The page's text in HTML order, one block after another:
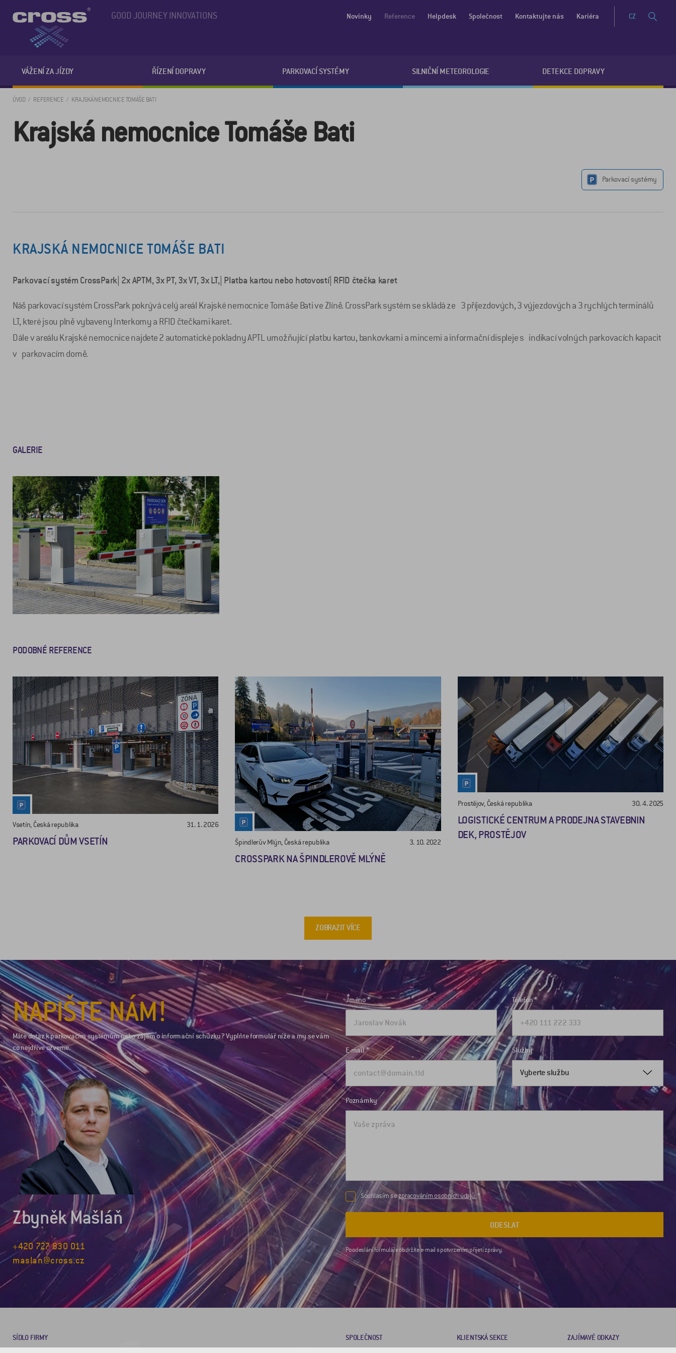
GOOD JOURNEY INNOVATIONS
VÁŽENÍ ZA JÍZDY ŘÍZENÍ DOPRAVY PARKOVACÍ SYSTÉMY SILNIČNÍ METEOROLOGIE DETEKCE DOPRAVY
Novinky Reference Helpdesk Společnost Kontaktujte nás Kariéra CZ
ÚVOD REFERENCE KRAJSKÁ NEMOCNICE TOMÁŠE BATI
Krajská nemocnice Tomáše Bati
Parkovací systémy
KRAJSKÁ NEMOCNICE TOMÁŠE BATI
Parkovací systém CrossPark| 2x APTM, 3x PT, 3x VT, 3x LT,| Platba kartou nebo hotovostí| RFID čtečka karet
Náš parkovací systém CrossPark pokrývá celý areál Krajské nemocnice Tomáše Bati ve Zlíně. CrossPark systém se skládá ze 3 příjezdových, 3 výjezdových a 3 rychlých terminálů
LT, které jsou plně vybaveny Interkomy a RFID čtečkami karet.
Dále v areálu Krajské nemocnice najdete 2 automatické pokladny APTL umožňující platbu kartou, bankovkami a mincemi a informační displeje s indikací volných parkovacích kapacit
v parkovacím domě.
GALERIE
PODOBNÉ REFERENCE
Vsetín, Česká republika 31. 1. 2026
PARKOVACÍ DŮM VSETÍN Špindlerův Mlýn, Česká republika 3. 10. 2022
CROSSPARK NA ŠPINDLEROVĚ MLÝNĚ
Prostějov, Česká republika 30. 4. 2025
LOGISTICKÉ CENTRUM A PRODEJNA STAVEBNIN
DEK, PROSTĚJOV
ZOBRAZIT VÍCE
NAPIŠTE NÁM!
Máte dotaz k parkovacím systémům nebo zájem o informační schůzku? Vyplňte formulář níže a my se vám
co nejdříve ozveme.
Zbyněk Mašláň
+420 727 830 011
maslan@cross.cz
Jméno Telefon
E-mail Služby
Vyberte službu
Poznámky
Souhlasím sezpracováním osobních údajů.
ODESLAT
Po odeslání formuláře obdržíte e-mail s potvrzením přijetí zprávy.
SÍDLO FIRMY SPOLEČNOST KLIENTSKÁ SEKCE ZAJÍMAVÉ ODKAZY